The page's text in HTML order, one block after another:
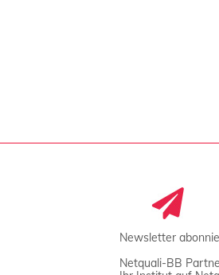
Newsletter
Netquali-BB